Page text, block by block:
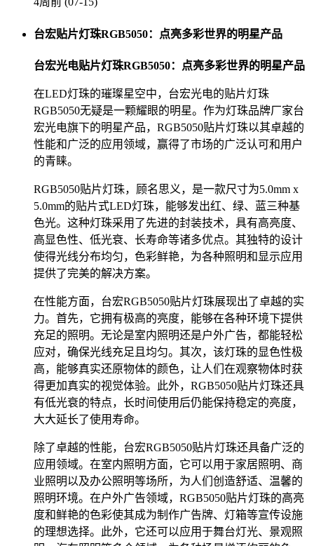
台宏贴片灯珠RGB5050：点亮多彩世界的明星产品
台宏光电贴片灯珠RGB5050：点亮多彩世界的明星产品
在LED灯珠的璀璨星空中，台宏光电的贴片灯珠
RGB5050无疑是一颗耀眼的明星。作为灯珠品牌厂家台
宏光电旗下的明星产品，RGB5050贴片灯珠以其卓越的
性能和广泛的应用领域，赢得了市场的广泛认可和用户
的青睐。
RGB5050贴片灯珠，顾名思义，是一款尺寸为5.0mm x
5.0mm的贴片式LED灯珠，能够发出红、绿、蓝三种基
色光。这种灯珠采用了先进的封装技术，具有高亮度、
高显色性、低光衰、长寿命等诸多优点。其独特的设计
使得光线分布均匀，色彩鲜艳，为各种照明和显示应用
提供了完美的解决方案。
在性能方面，台宏RGB5050贴片灯珠展现出了卓越的实
力。首先，它拥有极高的亮度，能够在各种环境下提供
充足的照明。无论是室内照明还是户外广告，都能轻松
应对，确保光线充足且均匀。其次，该灯珠的显色性极
高，能够真实还原物体的颜色，让人们在观察物体时获
得更加真实的视觉体验。此外，RGB5050贴片灯珠还具
有低光衰的特点，长时间使用后仍能保持稳定的亮度，
大大延长了使用寿命。
除了卓越的性能，台宏RGB5050贴片灯珠还具备广泛的
应用领域。在室内照明方面，它可以用于家居照明、商
业照明以及办公照明等场所，为人们创造舒适、温馨的
照明环境。在户外广告领域，RGB5050贴片灯珠的高亮
度和鲜艳的色彩使其成为制作广告牌、灯箱等宣传设施
的理想选择。此外，它还可以应用于舞台灯光、景观照